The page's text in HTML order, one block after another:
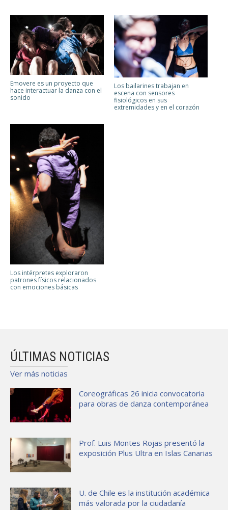
Emovere es un proyecto que
hace interactuar la danza con el
sonido
Los bailarines trabajan en
escena con sensores
fisiológicos en sus
extremidades y en el corazón
Los intérpretes exploraron
patrones físicos relacionados
con emociones básicas
ÚLTIMAS NOTICIAS
Ver más noticias
Coreográficas 26 inicia convocatoria
para obras de danza contemporánea
Prof. Luis Montes Rojas presentó la
exposición Plus Ultra en Islas Canarias
U. de Chile es la institución académica
más valorada por la ciudadanía